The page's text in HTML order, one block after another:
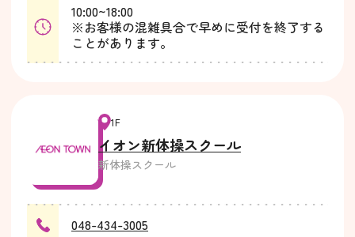
10:00~18:00
※お客様の混雑具合で早めに受付を終了する
ことがあります。
1F
イオン新体操スクール
新体操スクール
048-434-3005